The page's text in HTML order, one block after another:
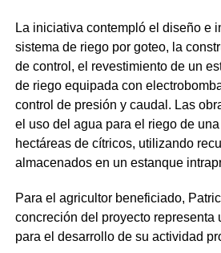
La iniciativa contempló el diseño e
sistema de riego por goteo, la
de control, el revestimiento de un
de riego equipada con
control de presión y caudal. Las
el uso del agua para el riego de
hectáreas de cítricos, utilizando
almacenados en un estanque
Para el agricultor beneficiado,
concreción del proyecto representa
para el desarrollo de su actividad